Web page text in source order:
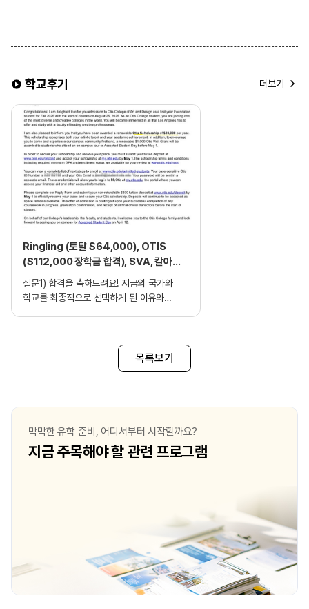
학교후기 더보기
Ringling (토탈 $64,000), OTIS
($112,000 장학금 합격), SVA, 칼아츠
신입학 합격 _이O유님 (BFA Graphic
Design)
질문1) 합격을 축하드려요! 지금의 국가와
학교를 최종적으로 선택하게 된 이유와
유학원의 도움을 받아 끝까지 마무리 할 수
있었던 것 같습니다. 아직 결과 발표를
나서 준비과정은 어떻게 되나요? 특별히
포트폴리오 준비나 에세이를 비롯한
지원서류 준비는 어떻게 하셨는지
적극적으로 받아주고 답변해주신 선생님들
목록보기
막막한 유학 준비, 어디서부터 시작할까요?
지금 주목해야 할 관련 프로그램